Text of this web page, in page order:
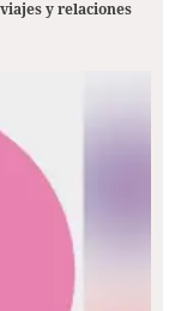
y relaciones